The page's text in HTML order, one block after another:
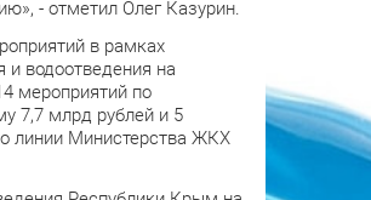
- отметил Олег Казурин.
в рамках
водоотведения на
мероприятий по
7,7 млрд рублей и 5
линии Министерства ЖКХ